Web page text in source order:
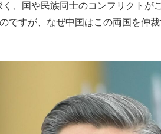
、国や民族同士のコンフリクトが
ですが、なぜ中国はこの両国を仲裁